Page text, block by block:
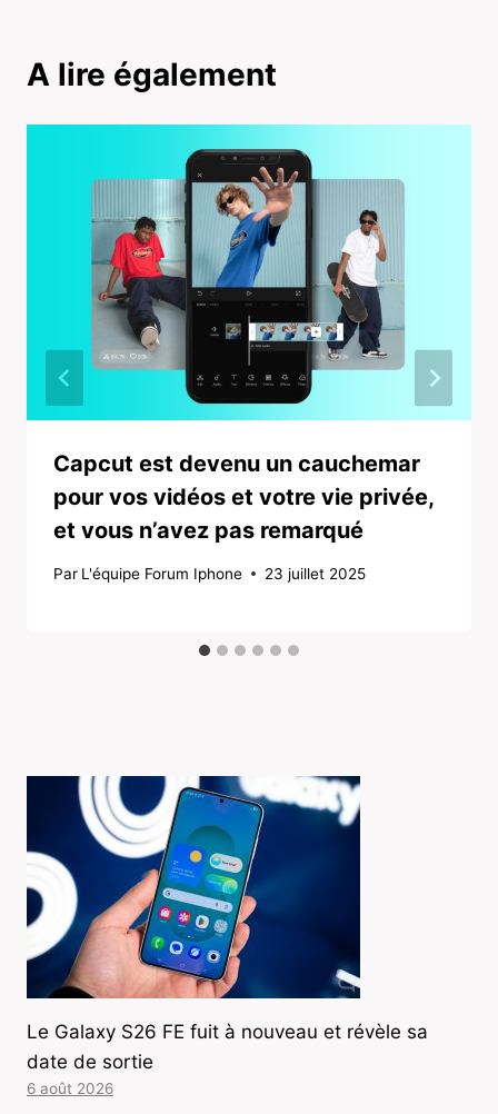
A lire également
Capcut est devenu un cauchemar
pour vos vidéos et votre vie privée,
et vous n’avez pas remarqué
Par L'équipe Forum Iphone 23 juillet 2025
Le Galaxy S26 FE fuit à nouveau et révèle sa
date de sortie
6 août 2026